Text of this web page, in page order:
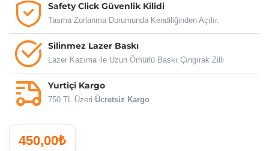
Safety Click Güvenlik Kilidi
Tasma Zorlanma Durumunda Kendiliğinden Açılır.
Silinmez Lazer Baskı
Lazer Kazıma ile Uzun Ömürlü Baskı Çıngırak Zilli
Yurtiçi Kargo
750 TL Üzeri Ücretsiz Kargo
450,00₺